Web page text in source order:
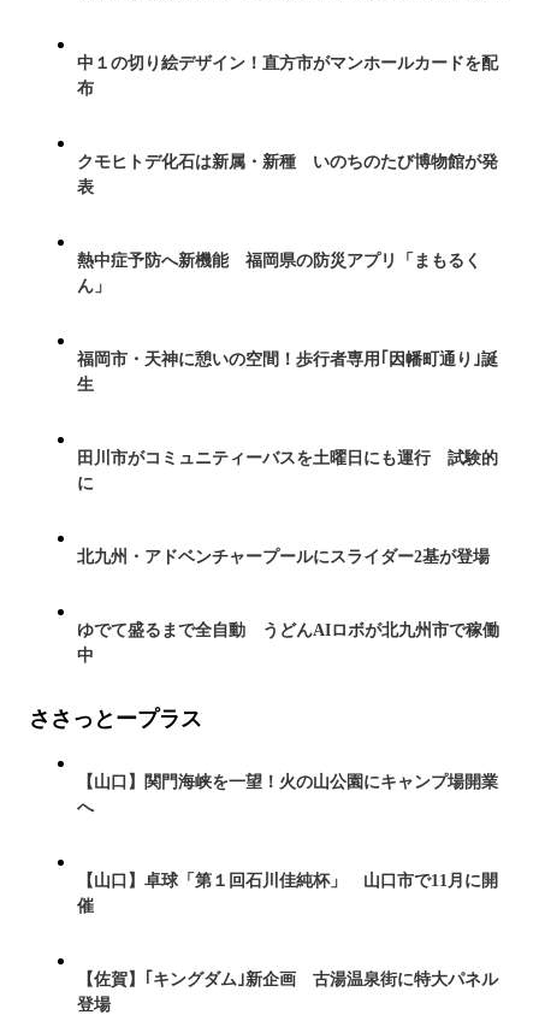
中１の切り絵デザイン！直方市がマンホールカードを配
布
クモヒトデ化石は新属・新種 いのちのたび博物館が発
表
熱中症予防へ新機能 福岡県の防災アプリ「まもるく
ん」
福岡市・天神に憩いの空間！歩行者専用｢因幡町通り｣誕
生
田川市がコミュニティーバスを土曜日にも運行 試験的
に
北九州・アドベンチャープールにスライダー2基が登場
ゆでて盛るまで全自動 うどんAIロボが北九州市で稼働
中
ささっとープラス
【山口】関門海峡を一望！火の山公園にキャンプ場開業
へ
【山口】卓球「第１回石川佳純杯」 山口市で11月に開
催
【佐賀】｢キングダム｣新企画 古湯温泉街に特大パネル
登場